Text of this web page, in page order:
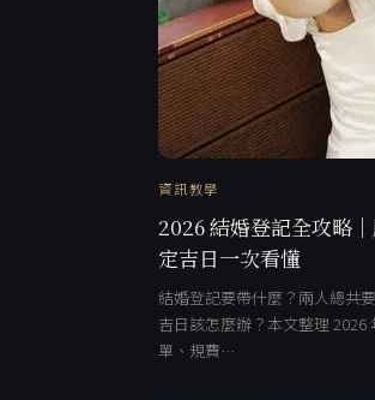
資訊教學
2026 結婚登記全攻略
定吉日一次看懂
結婚登記要帶什麼？兩人總共
吉日該怎麼辦？本文整理
單、規費…